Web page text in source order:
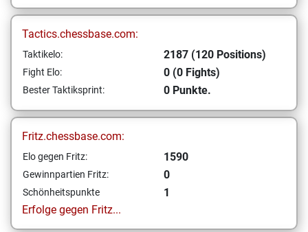
Tactics.chessbase.com:
Taktikelo: 2187 (120 Positions)
Fight Elo: 0 (0 Fights)
Bester Taktiksprint: 0 Punkte.
Fritz.chessbase.com:
Elo gegen Fritz: 1590
Gewinnpartien Fritz: 0
Schönheitspunkte
1
Erfolge gegen Fritz...